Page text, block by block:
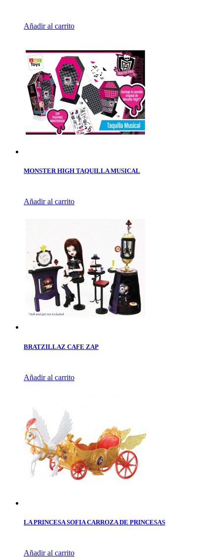
Añadir al carrito
MONSTER HIGH TAQUILLA MUSICAL
Añadir al carrito
BRATZILLAZ CAFE ZAP
Añadir al carrito
LA PRINCESA SOFIA CARROZA DE PRINCESAS
Añadir al carrito